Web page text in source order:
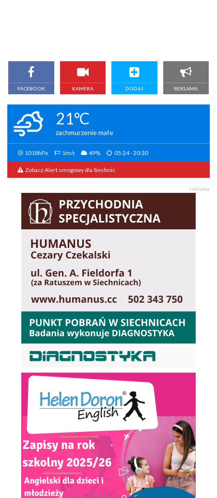
FACEBOOK KAMERA DODAJ REKLAMA
21°C
zachmurzenie małe
1018hPa 1m/s 49% 05:24 - 20:30
Zobacz Alert smogowy dla Siechnic
reklama